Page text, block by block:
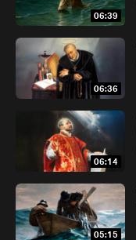
06:39
06:36
06:14
05:15